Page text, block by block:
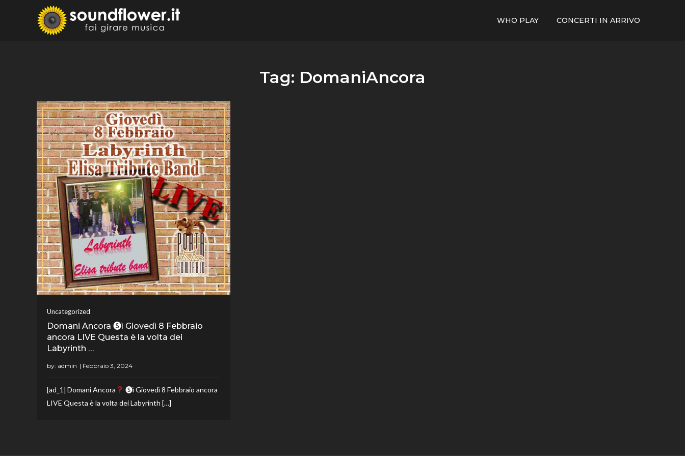
WHO PLAY CONCERTI IN ARRIVO
Tag: DomaniAncora
Uncategorized
Domani Ancora 🅢ì Giovedì 8 Febbraio
ancora LIVE Questa è la volta dei
Labyrinth …
by: admin
[ad_1] Domani Ancora
🅢ì Giovedì 8 Febbraio ancora
LIVE Questa è la volta dei Labyrinth […]